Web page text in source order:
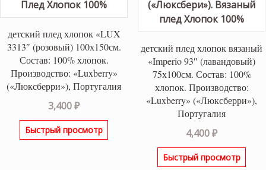
детский плед хлопок «LUX
3313″ (розовый) 100х150см.
Состав: 100% хлопок.
Производство: «Luxberry»
(«Люксберри»), Португалия
3,400₽
Быстрый просмотр
детский плед хлопок вязаный
«Imperio 93″ (лавандовый)
75х100см. Состав: 100%
хлопок. Производство:
«Luxberry» («Люксберри»),
Португалия
4,400₽
Быстрый просмотр